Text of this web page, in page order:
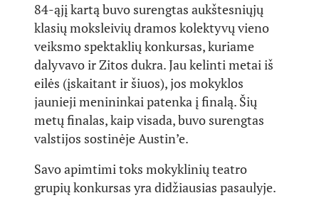
84-ąjį kartą buvo surengtas aukštesniųjų
klasių moksleivių dramos kolektyvų vieno
veiksmo spektaklių konkursas, kuriame
dalyvavo ir Zitos dukra. Jau kelinti metai iš
eilės (įskaitant ir šiuos), jos mokyklos
jaunieji menininkai patenka į finalą. Šių
metų finalas, kaip visada, buvo surengtas
valstijos sostinėje Austin’e.
Savo apimtimi toks mokyklinių teatro
grupių konkursas yra didžiausias pasaulyje.